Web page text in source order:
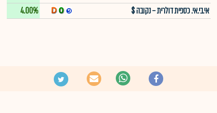
אי.בי.אי. כספית דולרית – נקובה $
4.00%